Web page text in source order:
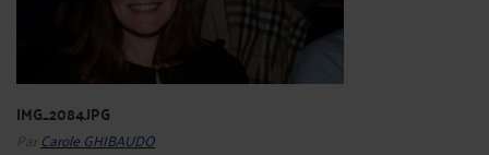
IMG_2084.JPG
Par Carole GHIBAUDO